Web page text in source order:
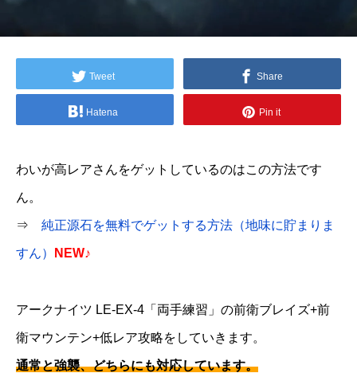
Tweet Share
Hatena Pin it
わいが高レアさんをゲットしているのはこの方法です
ん。
⇒ 純正源石を無料でゲットする方法（地味に貯まりま
すん） NEW♪
アークナイツ LE-EX-4「両手練習」の前衛ブレイズ+前
衛マウンテン+低レア攻略をしていきます。
通常と強襲、どちらにも対応しています。